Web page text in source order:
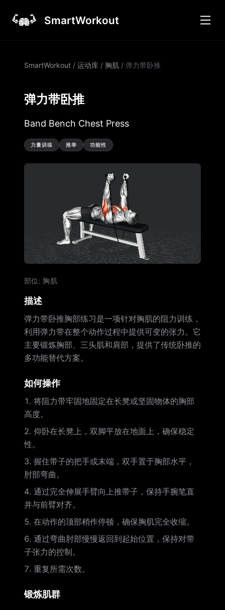
SmartWorkout
SmartWorkout / 运动库 / 胸肌 / 弹力带卧推
弹力带卧推
Band Bench Chest Press
力量训练 推举 功能性
部位: 胸肌
描述
弹力带卧推胸部练习是一项针对胸肌的阻力训练，
利用弹力带在整个动作过程中提供可变的张力。它
主要锻炼胸部、三头肌和肩部，提供了传统卧推的
多功能替代方案。
如何操作
将阻力带牢固地固定在长凳或坚固物体的胸部
高度。
仰卧在长凳上，双脚平放在地面上，确保稳定
性。
握住带子的把手或末端，双手置于胸部水平，
肘部弯曲。
通过完全伸展手臂向上推带子，保持手腕笔直
并与前臂对齐。
在动作的顶部稍作停顿，确保胸肌完全收缩。
通过弯曲肘部慢慢返回到起始位置，保持对带
子张力的控制。
重复所需次数。
锻炼肌群